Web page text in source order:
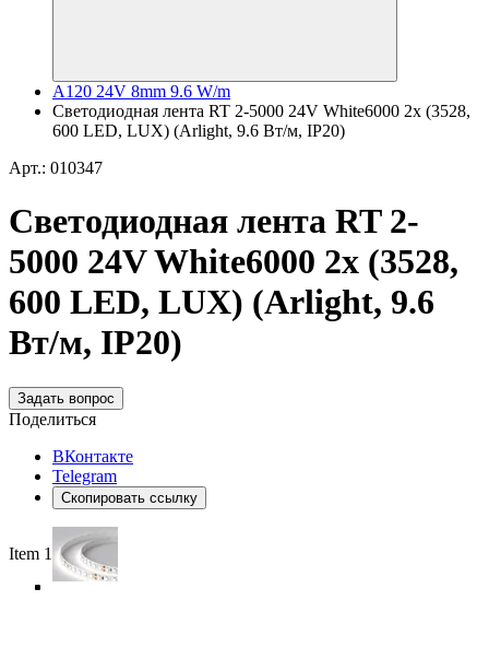
A120 24V 8mm 9.6 W/m
Светодиодная лента RT 2-5000 24V White6000 2x (3528,
600 LED, LUX) (Arlight, 9.6 Вт/м, IP20)
Арт.: 010347
Светодиодная лента RT 2-
5000 24V White6000 2x (3528,
600 LED, LUX) (Arlight, 9.6
Вт/м, IP20)
Задать вопрос
Поделиться
ВКонтакте
Telegram
Скопировать ссылку
Item 1 of 5